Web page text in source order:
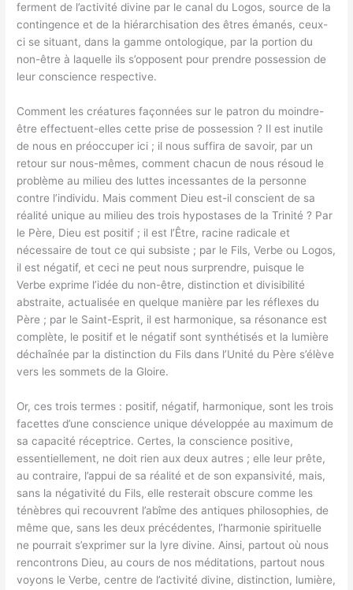
ferment de l’activité divine par le canal du Logos, source de la
contingence et de la hiérarchisation des êtres émanés, ceux-
ci se situant, dans la gamme ontologique, par la portion du
non-être à laquelle ils s’opposent pour prendre possession de
leur conscience respective.
Comment les créatures façonnées sur le patron du moindre-
être effectuent-elles cette prise de possession ? Il est inutile
de nous en préoccuper ici ; il nous suffira de savoir, par un
retour sur nous-mêmes, comment chacun de nous résoud le
problème au milieu des luttes incessantes de la personne
contre l’individu. Mais comment Dieu est-il conscient de sa
réalité unique au milieu des trois hypostases de la Trinité ? Par
le Père, Dieu est positif ; il est l’Être, racine radicale et
nécessaire de tout ce qui subsiste ; par le Fils, Verbe ou Logos,
il est négatif, et ceci ne peut nous surprendre, puisque le
Verbe exprime l’idée du non-être, distinction et divisibilité
abstraite, actualisée en quelque manière par les réflexes du
Père ; par le Saint-Esprit, il est harmonique, sa résonance est
complète, le positif et le négatif sont synthétisés et la lumière
déchaînée par la distinction du Fils dans l’Unité du Père s’élève
vers les sommets de la Gloire.
Or, ces trois termes : positif, négatif, harmonique, sont les trois
facettes d’une conscience unique développée au maximum de
sa capacité réceptrice. Certes, la conscience positive,
essentiellement, ne doit rien aux deux autres ; elle leur prête,
au contraire, l’appui de sa réalité et de son expansivité, mais,
sans la négativité du Fils, elle resterait obscure comme les
ténèbres qui recouvrent l’abîme des antiques philosophies, de
même que, sans les deux précédentes, l’harmonie spirituelle
ne pourrait s’exprimer sur la lyre divine. Ainsi, partout où nous
rencontrons Dieu, au cours de nos méditations, partout nous
voyons le Verbe, centre de l’activité divine, distinction, lumière,